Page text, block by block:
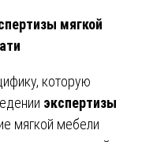
мягкой
которую
экспертизы
мягкой мебели